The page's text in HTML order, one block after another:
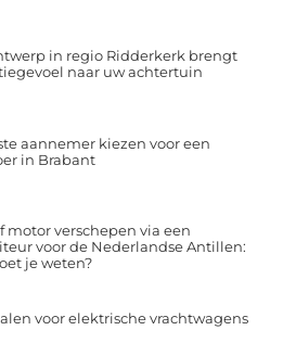
in regio Ridderkerk brengt
naar uw achtertuin
aannemer kiezen voor een
in Brabant
motor verschepen via een
voor de Nederlandse Antillen:
je weten?
voor elektrische vrachtwagens